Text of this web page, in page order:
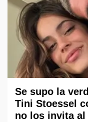
Se supo la
Tini Stoessel
no los invita al